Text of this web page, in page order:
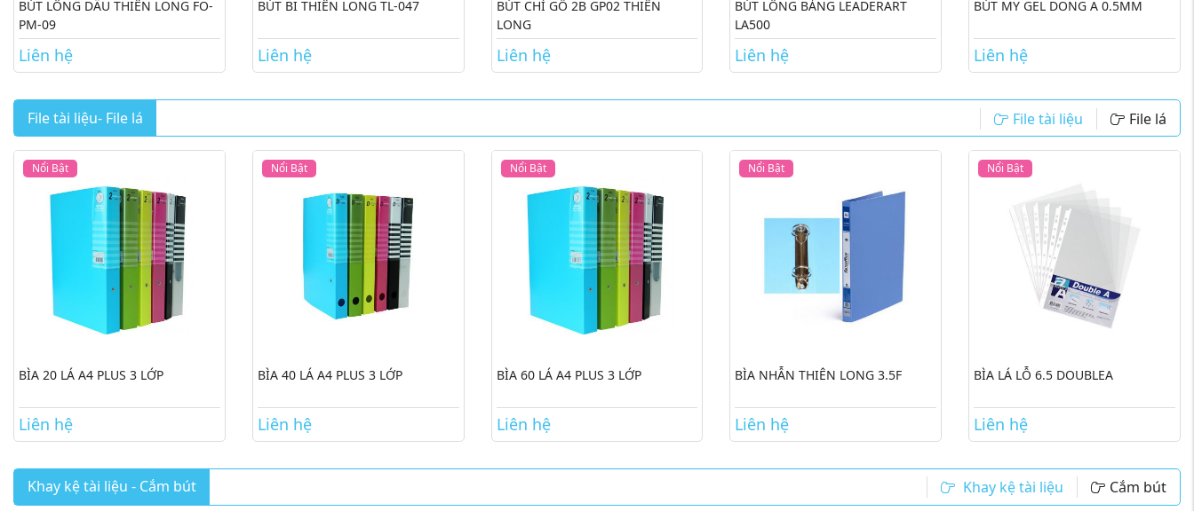
BÚT LÔNG DẦU THIÊN LONG FO-
PM-09
Liên hệ
BÚT BI THIÊN LONG TL-047
Liên hệ
BÚT CHÌ GỖ 2B GP02 THIÊN
LONG
Liên hệ
BÚT LÔNG BẢNG LEADERART
LA500
Liên hệ
BÚT MY GEL DONG A 0.5MM
Liên hệ
File tài liệu- File lá File tài liệu File lá
Nổi Bật
BÌA 20 LÁ A4 PLUS 3 LỚP
Liên hệ
Nổi Bật
BÌA 40 LÁ A4 PLUS 3 LỚP
Liên hệ
Nổi Bật
BÌA 60 LÁ A4 PLUS 3 LỚP
Liên hệ
Nổi Bật
BÌA NHẪN THIÊN LONG 3.5F
Liên hệ
Nổi Bật
BÌA LÁ LỖ 6.5 DOUBLEA
Liên hệ
Khay kệ tài liệu - Cắm bút Khay kệ tài liệu Cắm bút